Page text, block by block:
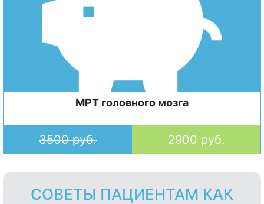
МРТ головного мозга
3500 руб. 2900 руб.
СОВЕТЫ ПАЦИЕНТАМ КАК